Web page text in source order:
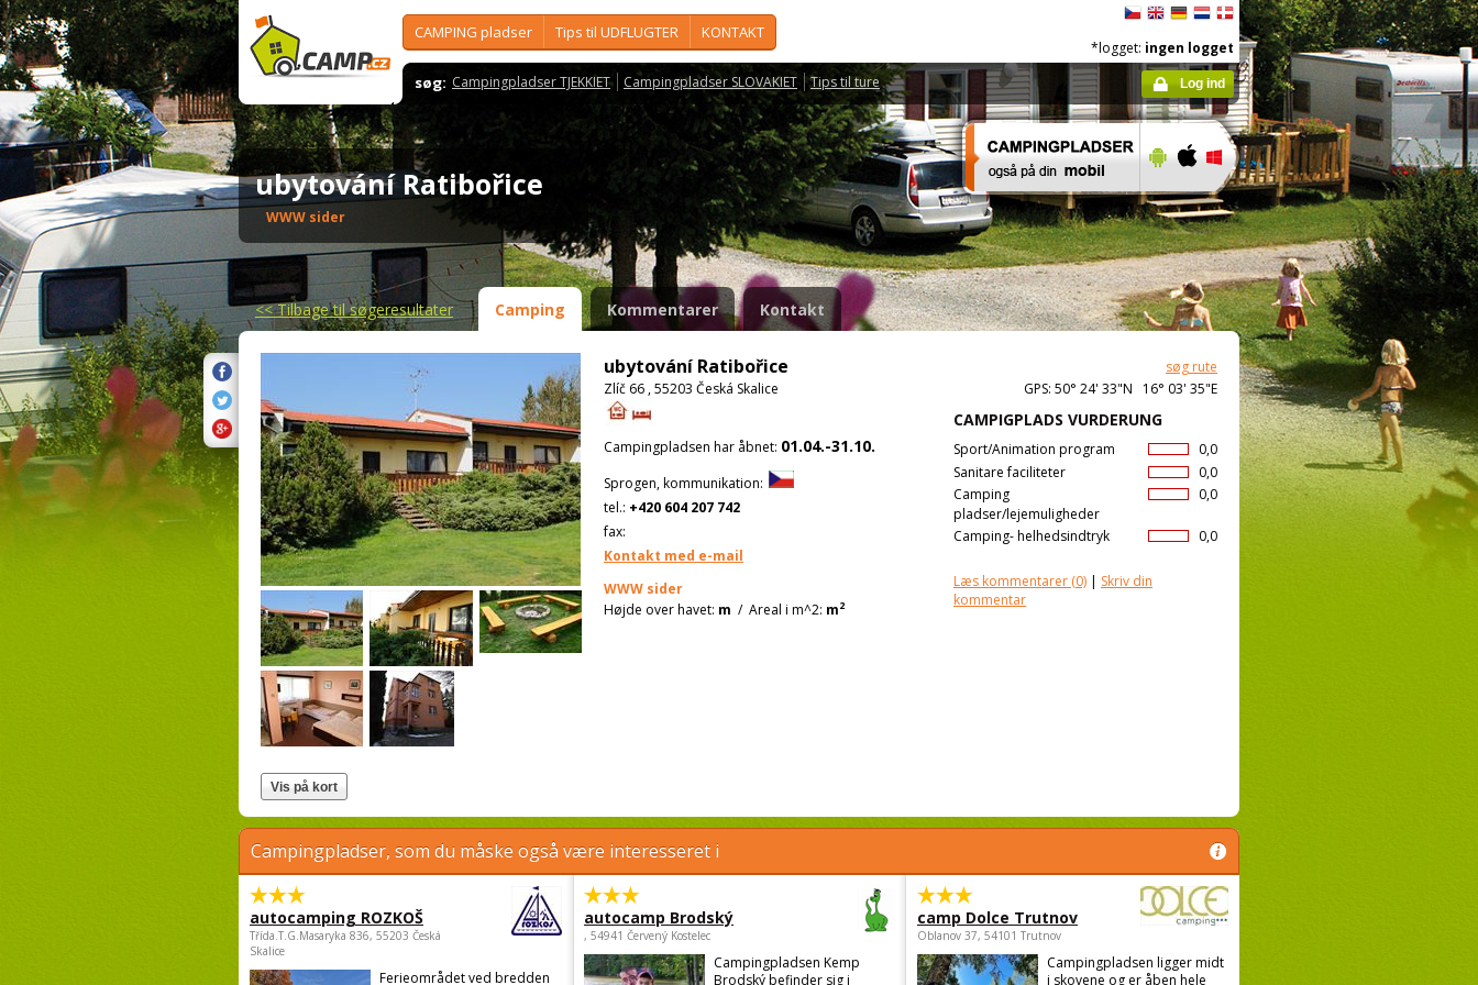
CAMPING pladser Tips til UDFLUGTER KONTAKT
søg: Campingpladser TJEKKIET Campingpladser SLOVAKIET Tips til ture
*logget: ingen logget
Log ind
ubytování Ratibořice
WWW sider
<<Tilbage til søgeresultater Camping Kommentarer Kontakt
ubytování Ratibořice
søg rute
Zlíč 66 , 55203 Česká Skalice
GPS: 50° 24' 33"N 16° 03' 35"E
CAMPIGPLADS VURDERUNG
0,0
Sport/Animation program
0,0
Sanitare faciliteter
0,0
Camping
pladser/lejemuligheder
0,0
Camping- helhedsindtryk
Læs kommentarer (0) | Skriv din
kommentar
Campingpladsen har åbnet: 01.04.-31.10.
Sprogen, kommunikation:
tel.: +420 604 207 742
fax:
Kontakt med e-mail
WWW sider
Højde over havet: m / Areal i m^2: m2
Campingpladser, som du måske også være interesseret i
autocamping ROZKOŠ
Třída.T.G.Masaryka 836, 55203 Česká
Skalice
Ferieområdet ved bredden
autocamp Brodský
, 54941 Červený Kostelec
Campingpladsen Kemp
Brodský befinder sig i
camp Dolce Trutnov
Oblanov 37, 54101 Trutnov
Campingpladsen ligger midt
i skovene og er åben hele